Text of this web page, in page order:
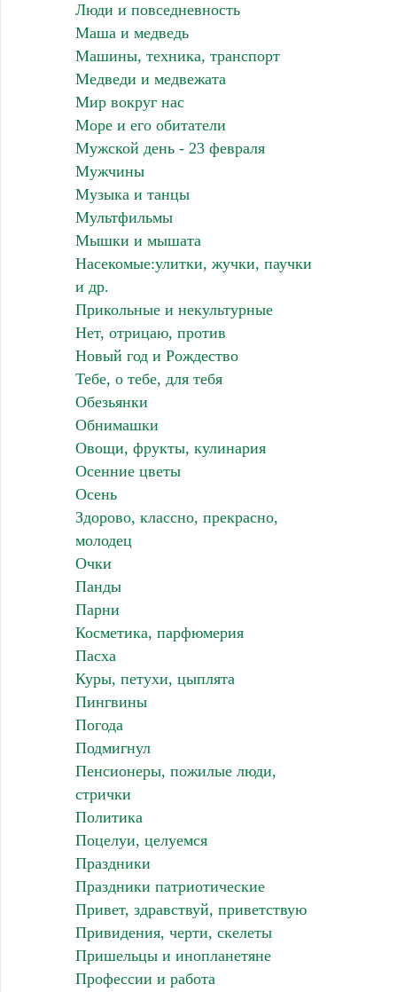
Люди и повседневность
Маша и медведь
Машины, техника, транспорт
Медведи и медвежата
Мир вокруг нас
Море и его обитатели
Мужской день - 23 февраля
Мужчины
Музыка и танцы
Мультфильмы
Мышки и мышата
Насекомые:улитки, жучки, паучки
и др.
Прикольные и некультурные
Нет, отрицаю, против
Новый год и Рождество
Тебе, о тебе, для тебя
Обезьянки
Обнимашки
Овощи, фрукты, кулинария
Осенние цветы
Осень
Здорово, классно, прекрасно,
молодец
Очки
Панды
Парни
Косметика, парфюмерия
Пасха
Куры, петухи, цыплята
Пингвины
Погода
Подмигнул
Пенсионеры, пожилые люди,
стрички
Политика
Поцелуи, целуемся
Праздники
Праздники патриотические
Привет, здравствуй, приветствую
Привидения, черти, скелеты
Пришельцы и инопланетяне
Профессии и работа